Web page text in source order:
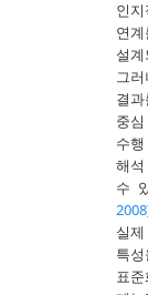
인
연
설
그
결
중
수
해석
수
실
특
표